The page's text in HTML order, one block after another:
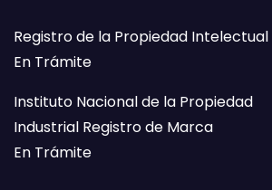
Registro de la Propiedad Intelectual
En Trámite
Instituto Nacional de la Propiedad
Industrial Registro de Marca
En Trámite